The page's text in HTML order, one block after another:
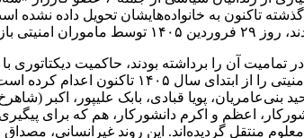
تاکنون به خانواده‌هایشان تحویل داده
شدند….
خیز دگرگونی حکومت در تمامیت آن را برداشته
گسترده جامعه بزند. به طوری که در سایه
نه به اعدام»، وحید بنی‌عامریان، پویا قبادی، بابک
اعظم و اکرم دانشورکار، هم که برای
مکان نامعلوم منتقل گردیده‌اند. این روند